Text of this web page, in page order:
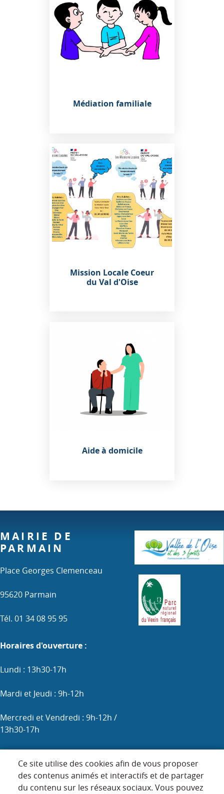
Médiation familiale
Mission Locale Coeur
du Val d'Oise
Aide à domicile
Ce site utilise des cookies afin de vous proposer
des contenus animés et interactifs et de partager
du contenu sur les réseaux sociaux. Vous pouvez
MAIRIE DE
PARMAIN
Place Georges Clemenceau
95620 Parmain
Tél. 01 34 08 95 95
Horaires d'ouverture :
Lundi : 13h30-17h
Mardi et Jeudi : 9h-12h
Mercredi et Vendredi : 9h-12h /
13h30-17h